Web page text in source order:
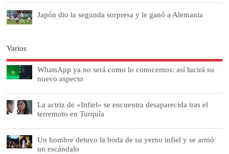
Japón dio la segunda sorpresa y le ganó a Alemania
Varios
WhatsApp ya no será como lo conocemos: así lucirá su
nuevo aspecto
La actriz de «Infiel» se encuentra desaparecida tras el
terremoto en Turquía
Un hombre detuvo la boda de su yerno infiel y se armó
un escándalo